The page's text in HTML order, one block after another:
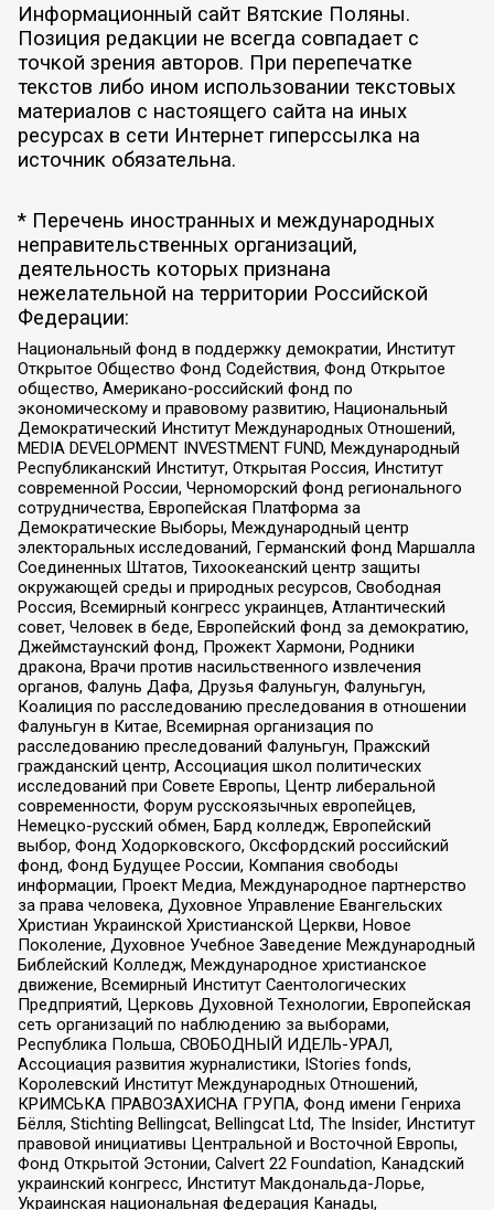
Информационный сайт Вятские Поляны.
Позиция редакции не всегда совпадает с
точкой зрения авторов. При перепечатке
текстов либо ином использовании текстовых
материалов с настоящего сайта на иных
ресурсах в сети Интернет гиперссылка на
источник обязательна.
* Перечень иностранных и международных
неправительственных организаций,
деятельность которых признана
нежелательной на территории Российской
Федерации:
Национальный фонд в поддержку демократии, Институт
Открытое Общество Фонд Содействия, Фонд Открытое
общество, Американо-российский фонд по
экономическому и правовому развитию, Национальный
Демократический Институт Международных Отношений,
MEDIA DEVELOPMENT INVESTMENT FUND, Международный
Республиканский Институт, Открытая Россия, Институт
современной России, Черноморский фонд регионального
сотрудничества, Европейская Платформа за
Демократические Выборы, Международный центр
электоральных исследований, Германский фонд Маршалла
Соединенных Штатов, Тихоокеанский центр защиты
окружающей среды и природных ресурсов, Свободная
Россия, Всемирный конгресс украинцев, Атлантический
совет, Человек в беде, Европейский фонд за демократию,
Джеймстаунский фонд, Прожект Хармони, Родники
дракона, Врачи против насильственного извлечения
органов, Фалунь Дафа, Друзья Фалуньгун, Фалуньгун,
Коалиция по расследованию преследования в отношении
Фалуньгун в Китае, Всемирная организация по
расследованию преследований Фалуньгун, Пражский
гражданский центр, Ассоциация школ политических
исследований при Совете Европы, Центр либеральной
современности, Форум русскоязычных европейцев,
Немецко-русский обмен, Бард колледж, Европейский
выбор, Фонд Ходорковского, Оксфордский российский
фонд, Фонд Будущее России, Компания свободы
информации, Проект Медиа, Международное партнерство
за права человека, Духовное Управление Евангельских
Христиан Украинской Христианской Церкви, Новое
Поколение, Духовное Учебное Заведение Международный
Библейский Колледж, Международное христианское
движение, Всемирный Институт Саентологических
Предприятий, Церковь Духовной Технологии, Европейская
сеть организаций по наблюдению за выборами,
Республика Польша, СВОБОДНЫЙ ИДЕЛЬ-УРАЛ,
Ассоциация развития журналистики, IStories fonds,
Королевский Институт Международных Отношений,
КРИМСЬКА ПРАВОЗАХИСНА ГРУПА, Фонд имени Генриха
Бёлля, Stichting Bellingcat, Bellingcat Ltd, The Insider, Институт
правовой инициативы Центральной и Восточной Европы,
Фонд Открытой Эстонии, Calvert 22 Foundation, Канадский
украинский конгресс, Институт Макдональда-Лорье,
Украинская национальная федерация Канады,